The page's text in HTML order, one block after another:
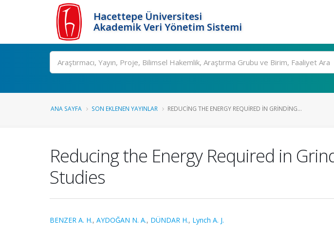
Hacettepe Üniversitesi
Akademik Veri Yönetim Sistemi
Ara
ANA SAYFA SON EKLENEN YAYINLAR REDUCING THE ENERGY REQUIRED IN GRINDING...
Reducing the Energy Required in
Studies
BENZER A. H., AYDOĞAN N. A., DÜNDAR H., Lynch A. J.